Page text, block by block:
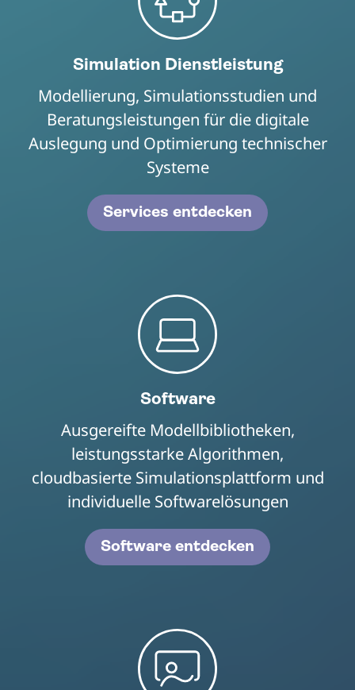
Simulation Dienstleistung
Modellierung, Simulationsstudien und
Beratungsleistungen für die digitale
Auslegung und Optimierung technischer
Systeme
Services entdecken
Software
Ausgereifte Modellbibliotheken,
leistungsstarke Algorithmen,
cloudbasierte Simulationsplattform und
individuelle Softwarelösungen
Software entdecken